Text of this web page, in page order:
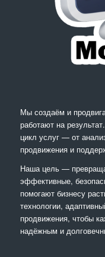
Мы создаём и
работают на
цикл услуг — от
продвижения и
Наша цель —
эффективные,
помогают бизнесу
технологии,
продвижения, чтобы
надёжным и